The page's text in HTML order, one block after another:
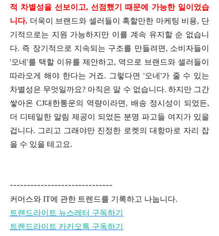
적 차별성을 선보이고, 선점했기 때문에 가능한 일이었습
니다. 더욱이 브랜드와 셀러들이 혹할만한 마케팅 비용, 단
기적으로는 지원 가능하지만 이를 계속 유지할 순 없습니
다. 즉 장기적으로 지속되는 구조를 만들려면, 소비자들이
'오네'를 택할 이유를 제안하고, 역으로 브랜드와 셀러들이
따라오게 해야 한다는 거죠. 그렇다면 '오네'가 줄 수 있는
차별성은 무엇일까요? 아직은 알 수 없습니다. 하지만 그간
쌓아온 CJ대한통운의 역량이라면, 배송 정시성이 되었든,
더 디테일한 알림 제공이 되었든 분명 파고들 여지가 있을
겁니다. 그리고 그래야만 진정한 로켓의 대항마로 자리 잡
을 수 있을 테고요.
------------------------------
커머스와 IT에 관한 트렌드를 기록하고 나눕니다.
트렌드라이트 뉴스레터 구독하기
트렌드라이트 카카오톡 구독하기